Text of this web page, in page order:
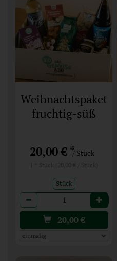
Weihnachtspaket
fruchtig-süß
20,00 €*/ Stück
Stück
Anzahl
20,00€